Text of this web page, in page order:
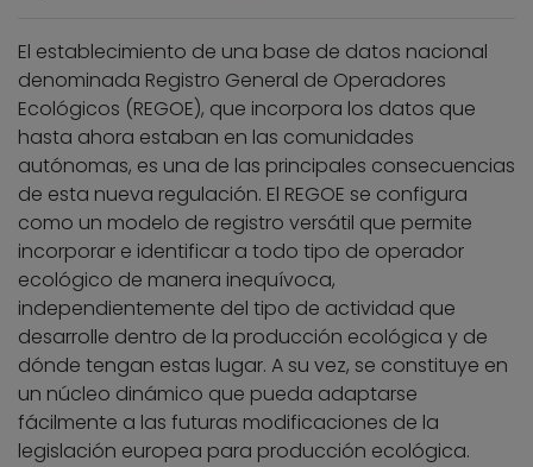
El establecimiento de una base de datos nacional
denominada Registro General de Operadores
Ecológicos (REGOE), que incorpora los datos que
hasta ahora estaban en las comunidades
autónomas, es una de las principales consecuencias
de esta nueva regulación. El REGOE se configura
como un modelo de registro versátil que permite
incorporar e identificar a todo tipo de operador
ecológico de manera inequívoca,
independientemente del tipo de actividad que
desarrolle dentro de la producción ecológica y de
dónde tengan estas lugar. A su vez, se constituye en
un núcleo dinámico que pueda adaptarse
fácilmente a las futuras modificaciones de la
legislación europea para producción ecológica.